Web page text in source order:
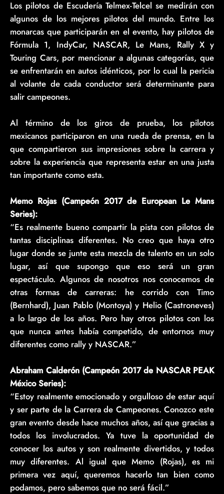
Los pilotos de Escudería Telmex-Telcel se medirán con
algunos de los mejores pilotos del mundo. Entre los
monarcas que participarán en el evento, hay pilotos de
Fórmula 1, IndyCar, NASCAR, Le Mans, Rally X y
Touring Cars, por mencionar a algunas categorías, que
se enfrentarán en autos idénticos, por lo cual la pericia
al volante de cada conductor será determinante para
salir campeones.
Al término de los giros de prueba, los pilotos
mexicanos participaron en una rueda de prensa, en la
que compartieron sus impresiones sobre la carrera y
sobre la experiencia que representa estar en una justa
tan importante como esta.
Memo Rojas (Campeón 2017 de European Le Mans
Series):
“Es realmente bueno compartir la pista con pilotos de
tantas disciplinas diferentes. No creo que haya otro
lugar donde se junte esta mezcla de talento en un solo
lugar, así que supongo que eso será un gran
espectáculo. Algunos de nosotros nos conocemos de
otras formas de carreras: he corrido con Timo
(Bernhard), Juan Pablo (Montoya) y Helio (Castroneves)
a lo largo de los años. Pero hay otros pilotos con los
que nunca antes había competido, de entornos muy
diferentes como rally y NASCAR.”
Abraham Calderón (Campeón 2017 de NASCAR PEAK
México Series):
“Estoy realmente emocionado y orgulloso de estar aquí
y ser parte de la Carrera de Campeones. Conozco este
gran evento desde hace muchos años, así que gracias a
todos los involucrados. Ya tuve la oportunidad de
conocer los autos y son realmente divertidos, y todos
muy diferentes. Al igual que Memo (Rojas), es mi
primera vez aquí, queremos hacerlo tan bien como
podamos, pero sabemos que no será fácil.”